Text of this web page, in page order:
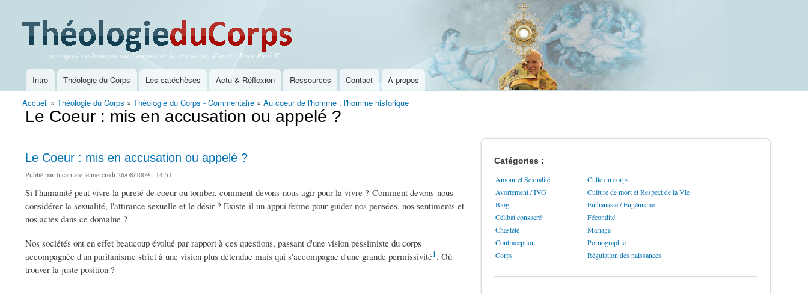
Théologie du Corps
un regard catholique sur l'amour et la sexualité, d'après Jean-Paul II
Menu principal
Intro Théologie du Corps Les catéchèses Actu & Réflexion Ressources Contact A propos
Vous êtes ici
Accueil » Théologie du Corps » Théologie du Corps - Commentaire » Au coeur de l'homme : l'homme historique
Le Coeur : mis en accusation ou appelé ?
Le Coeur : mis en accusation ou appelé ?
Publié parIncarnarele mercredi 26/08/2009 - 14:51
Si l'humanité peut vivre la pureté de coeur ou tomber, comment devons-nous agir pour la vivre ? Comment devons-nous
considérer la sexualité, l'attirance sexuelle et le désir ? Existe-il un appui ferme pour guider nos pensées, nos sentiments et
nos actes dans ce domaine ?
Nos sociétés ont en effet beaucoup évolué par rapport à ces questions, passant d'une vision pessimiste du corps
accompagnée d'un puritanisme strict à une vision plus détendue mais qui s'accompagne d'une grande permissivité1. Où
trouver la juste position ?
Catégories :
Amour et Sexualité
Culte du corps
Avortement / IVG
Culture de mort et Respect de la Vie
Blog
Euthanasie / Eugénisme
Célibat consacré
Fécondité
Chasteté
Mariage
Contraception
Pornographie
Corps
Régulation des naissances